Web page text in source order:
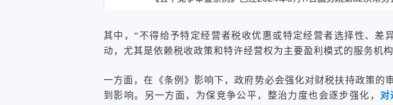
其中，“不得给予特定经营者税收优惠或特定经营者选择性、
动，尤其是依赖税收政策和特许经营权为主要盈利模式的服务机
一方面，在《条例》影响下，政府势必会强化对财税扶持政策
到影响。另一方面，为保竞争公平，整治力度也会逐步强化， 对